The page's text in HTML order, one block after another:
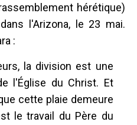
hérétique)
l'Arizona, le 23 mai.
:
la division est une
l'Église du Christ. Et
cette plaie demeure
le travail du Père du